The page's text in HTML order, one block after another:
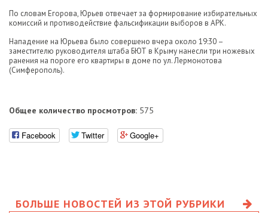
По словам Егорова, Юрьев отвечает за формирование избирательных
комиссий и противодействие фальсификации выборов в АРК.
Нападение на Юрьева было совершено вчера около 19:30 –
заместителю руководителя штаба БЮТ в Крыму нанесли три ножевых
ранения на пороге его квартиры в доме по ул. Лермонотова
(Симферополь).
Общее количество просмотров: 575
Facebook Twitter Google+
БОЛЬШЕ НОВОСТЕЙ ИЗ ЭТОЙ РУБРИКИ